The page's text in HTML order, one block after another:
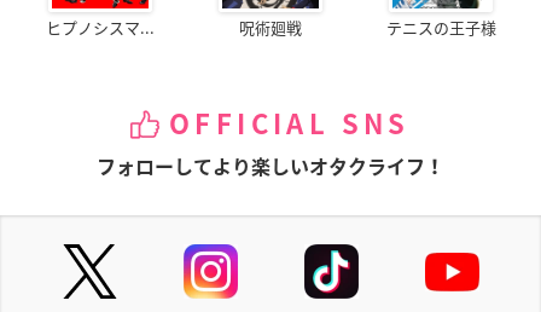
ヒプノシスマ... 呪術廻戦 テニスの王子様
OFFICIAL SNS
フォローしてより楽しいオタクライフ！